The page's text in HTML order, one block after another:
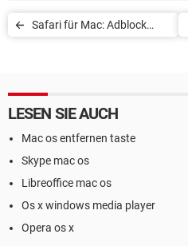
Safari für Mac: Adblock
LESEN SIE AUCH
Mac os entfernen taste
Skype mac os
Libreoffice mac os
Os x windows media player
Opera os x